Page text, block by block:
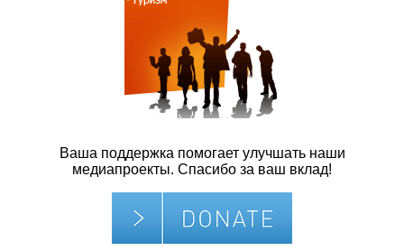
Ваша поддержка помогает улучшать наши
медиапроекты. Спасибо за ваш вклад!